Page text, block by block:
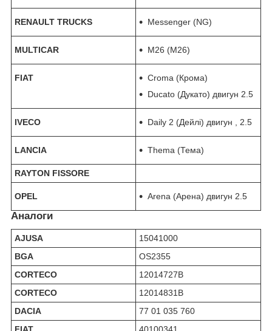
RENAULT TRUCKS Messenger (NG)
MULTICAR M26 (M26)
FIAT
Croma (Крома)
Ducato (Дукато) двигун 2.5
IVECO Daily 2 (Дейлі) двигун , 2.5
LANCIA Thema (Тема)
RAYTON FISSORE
OPEL Arena (Арена) двигун 2.5
Аналоги
AJUSA
15041000
BGA
OS2355
CORTECO
12014727B
CORTECO
12014831B
DACIA
77 01 035 760